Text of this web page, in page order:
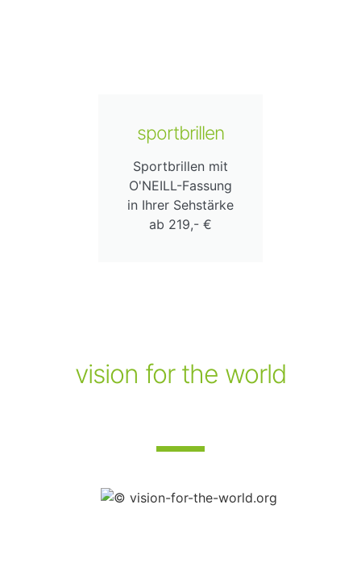
sportbrillen
Sportbrillen mit
O'NEILL-Fassung
in Ihrer Sehstärke
ab 219,- €
vision for the world